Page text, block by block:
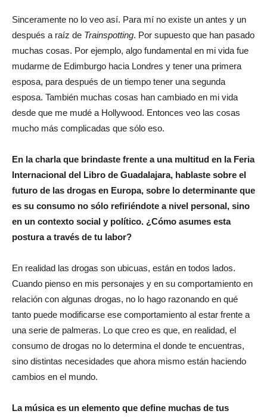
Sinceramente no lo veo así. Para mí no existe un antes y un
después a raíz de Trainspotting. Por supuesto que han pasado
muchas cosas. Por ejemplo, algo fundamental en mi vida fue
mudarme de Edimburgo hacia Londres y tener una primera
esposa, para después de un tiempo tener una segunda
esposa. También muchas cosas han cambiado en mi vida
desde que me mudé a Hollywood. Entonces veo las cosas
mucho más complicadas que sólo eso.
En la charla que brindaste frente a una multitud en la Feria
Internacional del Libro de Guadalajara, hablaste sobre el
futuro de las drogas en Europa, sobre lo determinante que
es su consumo no sólo refiriéndote a nivel personal, sino
en un contexto social y político. ¿Cómo asumes esta
postura a través de tu labor?
En realidad las drogas son ubicuas, están en todos lados.
Cuando pienso en mis personajes y en su comportamiento en
relación con algunas drogas, no lo hago razonando en qué
tanto puede modificarse ese comportamiento al estar frente a
una serie de palmeras. Lo que creo es que, en realidad, el
consumo de drogas no lo determina el donde te encuentras,
sino distintas necesidades que ahora mismo están haciendo
cambios en el mundo.
La música es un elemento que define muchas de tus